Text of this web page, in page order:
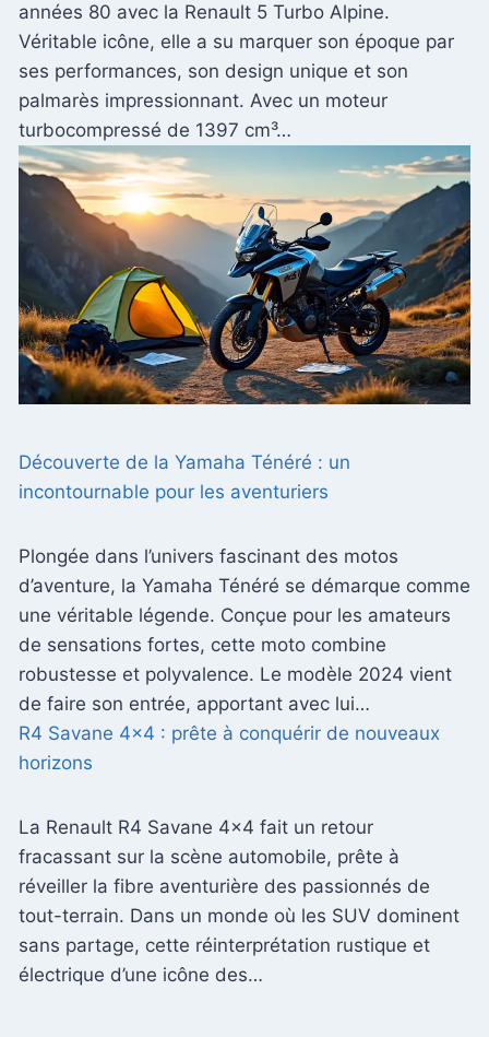
années 80 avec la Renault 5 Turbo Alpine.
Véritable icône, elle a su marquer son époque par
ses performances, son design unique et son
palmarès impressionnant. Avec un moteur
turbocompressé de 1397 cm³…
Découverte de la Yamaha Ténéré : un
incontournable pour les aventuriers
Plongée dans l’univers fascinant des motos
d’aventure, la Yamaha Ténéré se démarque comme
une véritable légende. Conçue pour les amateurs
de sensations fortes, cette moto combine
robustesse et polyvalence. Le modèle 2024 vient
de faire son entrée, apportant avec lui…
R4 Savane 4×4 : prête à conquérir de nouveaux
horizons
La Renault R4 Savane 4×4 fait un retour
fracassant sur la scène automobile, prête à
réveiller la fibre aventurière des passionnés de
tout-terrain. Dans un monde où les SUV dominent
sans partage, cette réinterprétation rustique et
électrique d’une icône des…